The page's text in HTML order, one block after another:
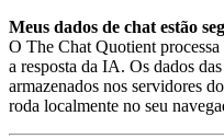
Meus dados de chat estão
O The Chat Quotient processa
a resposta da IA. Os dados
armazenados nos servidores
roda localmente no seu